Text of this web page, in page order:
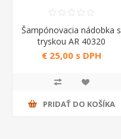
Šampónovacia nádobka s
tryskou AR 40320
€ 25,00 s DPH
PRIDAŤ DO KOŠÍKA